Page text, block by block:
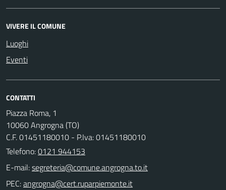
VIVERE IL COMUNE
Luoghi
Eventi
CONTATTI
Piazza Roma, 1
10060 Angrogna (TO)
C.F. 01451180010 - P.Iva: 01451180010
Telefono:0121 944153
E-mail:
PEC: